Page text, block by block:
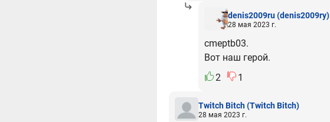
denis2009ru(denis2009ry)
28 мая 2023 г.
cmeptb03.
Вот наш герой.
2
1
Twitch Bitch(Twitch Bitch)
28 мая 2023 г.